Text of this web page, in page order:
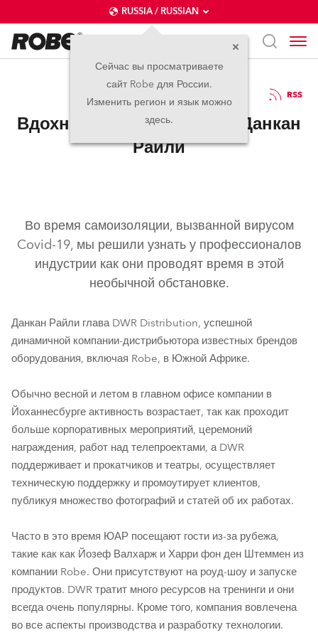
RUSSIA / RUSSIAN
Сейчас вы просматриваете
сайт Robe для России.
Изменить регион и язык можно
здесь.
27.10.2020 RSS
Вдохновение в изоляции: Данкан
Райли
Во время самоизоляции, вызванной вирусом
Covid-19, мы решили узнать у профессионалов
индустрии как они проводят время в этой
необычной обстановке.
Данкан Райли глава DWR Distribution, успешной
динамичной компании-дистрибьютора известных брендов
оборудования, включая Robe, в Южной Африке.
Обычно весной и летом в главном офисе компании в
Йоханнесбурге активность возрастает, так как проходит
больше корпоративных мероприятий, церемоний
награждения, работ над телепроектами, а DWR
поддерживает и прокатчиков и театры, осуществляет
техническую поддержку и промоутирует клиентов,
публикуя множество фотографий и статей об их работах.
Часто в это время ЮАР посещают гости из-за рубежа,
такие как как Йозеф Валхарж и Харри фон ден Штеммен из
компании Robe. Они присутствуют на роуд-шоу и запуске
продуктов. DWR тратит много ресурсов на тренинги и они
всегда очень популярны. Кроме того, компания вовлечена
во все аспекты производства и разработку технологии.